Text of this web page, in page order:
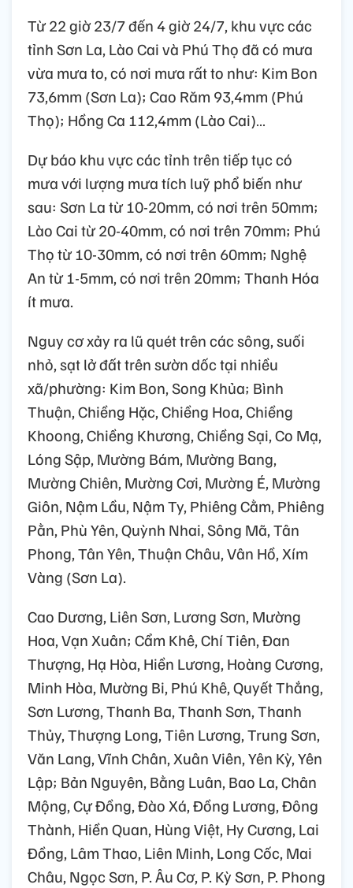
Từ 22 giờ 23/7 đến 4 giờ 24/7, khu vực các
tỉnh Sơn La, Lào Cai và Phú Thọ đã có mưa
vừa mưa to, có nơi mưa rất to như: Kim Bon
73,6mm (Sơn La); Cao Răm 93,4mm (Phú
Thọ); Hồng Ca 112,4mm (Lào Cai)…
Dự báo khu vực các tỉnh trên tiếp tục có
mưa với lượng mưa tích luỹ phổ biến như
sau: Sơn La từ 10-20mm, có nơi trên 50mm;
Lào Cai từ 20-40mm, có nơi trên 70mm; Phú
Thọ từ 10-30mm, có nơi trên 60mm; Nghệ
An từ 1-5mm, có nơi trên 20mm; Thanh Hóa
ít mưa.
Nguy cơ xảy ra lũ quét trên các sông, suối
nhỏ, sạt lở đất trên sườn dốc tại nhiều
xã/phường: Kim Bon, Song Khủa; Bình
Thuận, Chiềng Hặc, Chiềng Hoa, Chiềng
Khoong, Chiềng Khương, Chiềng Sại, Co Mạ,
Lóng Sập, Mường Bám, Mường Bang,
Mường Chiên, Mường Cơi, Mường É, Mường
Giôn, Nậm Lầu, Nậm Ty, Phiêng Cằm, Phiêng
Pằn, Phù Yên, Quỳnh Nhai, Sông Mã, Tân
Phong, Tân Yên, Thuận Châu, Vân Hồ, Xím
Vàng (Sơn La).
Cao Dương, Liên Sơn, Lương Sơn, Mường
Hoa, Vạn Xuân; Cẩm Khê, Chí Tiên, Đan
Thượng, Hạ Hòa, Hiền Lương, Hoàng Cương,
Minh Hòa, Mường Bi, Phú Khê, Quyết Thắng,
Sơn Lương, Thanh Ba, Thanh Sơn, Thanh
Thủy, Thượng Long, Tiên Lương, Trung Sơn,
Văn Lang, Vĩnh Chân, Xuân Viên, Yên Kỳ, Yên
Lập; Bản Nguyên, Bằng Luân, Bao La, Chân
Mộng, Cự Đồng, Đào Xá, Đồng Lương, Đông
Thành, Hiền Quan, Hùng Việt, Hy Cương, Lai
Đồng, Lâm Thao, Liên Minh, Long Cốc, Mai
Châu, Ngọc Sơn, P. Âu Cơ, P. Kỳ Sơn, P. Phong